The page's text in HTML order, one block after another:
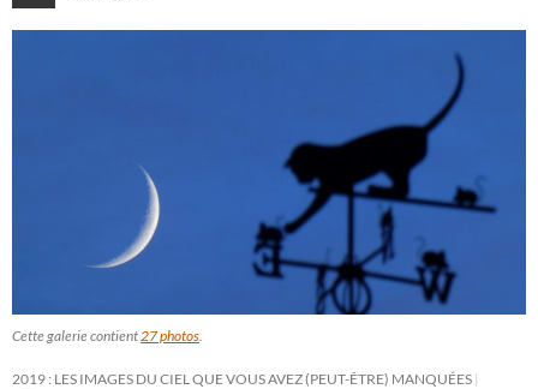
Cette galerie contient 27 photos
2019 : LES IMAGES DU CIEL QUE VOUS AVEZ (PEUT-ÊTRE) MANQUÉES